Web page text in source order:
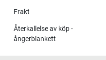
Frakt
Återkallelse av köp -
ångerblankett